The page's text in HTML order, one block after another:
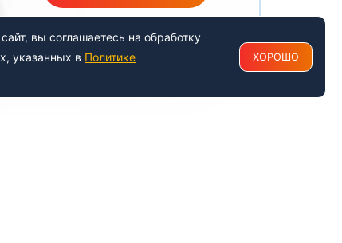
вы соглашаетесь на обработку
указанных в Политике
ХОРОШО